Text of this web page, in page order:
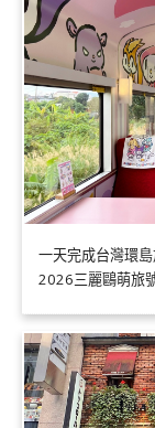
一天完成台灣環
2026三麗鷗萌旅